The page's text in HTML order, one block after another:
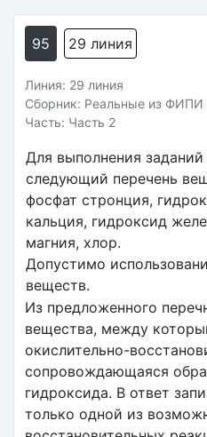
95 29 линия
Линия: 29 линия
Сборник: Реальные из ФИПИ
Часть: Часть 2
Для выполнения заданий
следующий перечень
фосфат стронция,
кальция, гидроксид
магния, хлор.
Допустимо
веществ.
Из предложенного
вещества, между
окислительно-
сопровождающаяся
гидроксида. В ответ
только одной из